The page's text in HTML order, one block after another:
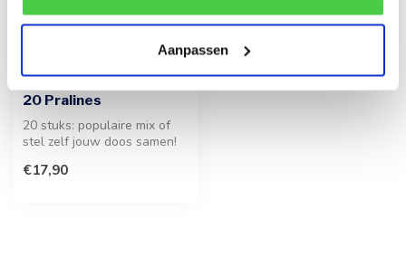
Aanpassen
LEONIDAS
20 Pralines
20 stuks: populaire mix of
stel zelf jouw doos samen!
v...
€17,90